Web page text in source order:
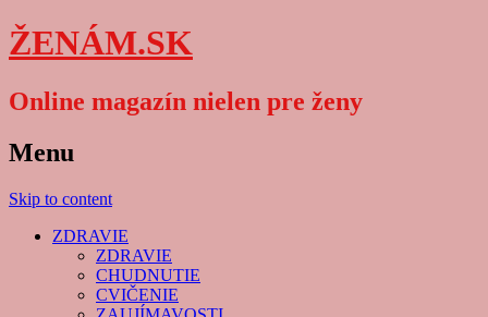
ŽENÁM.SK
Online magazín nielen pre ženy
Menu
Skip to content
ZDRAVIE
ZDRAVIE
CHUDNUTIE
CVIČENIE